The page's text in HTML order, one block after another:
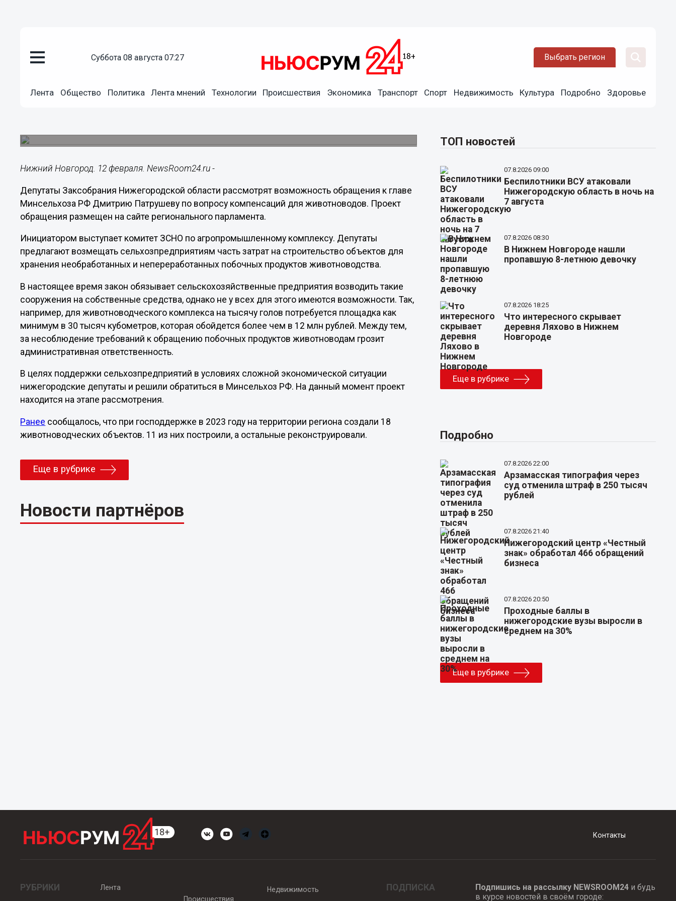
суббота 08 августа 07:27 Выбрать регион
Лента Общество Политика Лента мнений Технологии Происшествия Экономика Транспорт Спорт Недвижимость Культура Подробно Здоровье
Депутаты ЗСНО попросят у Минсельхоза РФ компенсации
Нижний Новгород. 12 февраля. NewsRoom24.ru -
Депутаты Заксобрания Нижегородской области рассмотрят возможность обращения к главе
Минсельхоза РФ Дмитрию Патрушеву по вопросу компенсаций для животноводов. Проект
обращения размещен на сайте регионального парламента.
Инициатором выступает комитет ЗСНО по агропромышленному комплексу. Депутаты
предлагают возмещать сельхозпредприятиям часть затрат на строительство объектов для
хранения необработанных и непереработанных побочных продуктов животноводства.
В настоящее время закон обязывает сельскохозяйственные предприятия возводить такие
сооружения на собственные средства, однако не у всех для этого имеются возможности. Так,
например, для животноводческого комплекса на тысячу голов потребуется площадка как
минимум в 30 тысяч кубометров, которая обойдется более чем в 12 млн рублей. Между тем,
за несоблюдение требований к обращению побочных продуктов животноводам грозит
административная ответственность.
В целях поддержки сельхозпредприятий в условиях сложной экономической ситуации
нижегородские депутаты и решили обратиться в Минсельхоз РФ. На данный момент проект
находится на этапе рассмотрения.
Ранее сообщалось, что при господдержке в 2023 году на территории региона создали 18
животноводческих объектов. 11 из них построили, а остальные реконструировали.
Еще в рубрике
Новости партнёров
ТОП новостей
07.8.2026 09:00
Беспилотники ВСУ атаковали
Нижегородскую область в ночь на
7 августа
07.8.2026 08:30
В Нижнем Новгороде нашли
пропавшую 8-летнюю девочку
07.8.2026 18:25
Что интересного скрывает
деревня Ляхово в Нижнем
Новгороде
Еще в рубрике
Подробно
07.8.2026 22:00
Арзамасская типография через
суд отменила штраф в 250 тысяч
рублей
07.8.2026 21:40
Нижегородский центр «Честный
знак» обработал 466 обращений
бизнеса
07.8.2026 20:50
Проходные баллы в
нижегородские вузы выросли в
среднем на 30%
Еще в рубрике
Контакты
РУБРИКИ
Лента
Происшествия
Недвижимость ПОДПИСКА Подпишись на рассылку NEWSROOM24и будь
в курсе новостей в своём городе: